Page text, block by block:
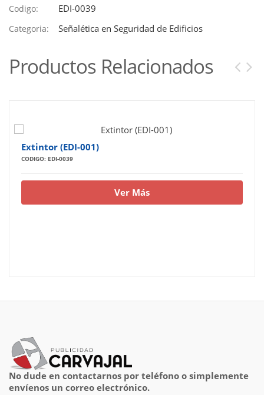
Codigo: EDI-0039
Categoria: Señalética en Seguridad de Edificios
Productos Relacionados
Extintor (EDI-001)
CODIGO: EDI-0039
Ver Más
No dude en contactarnos por teléfono o simplemente
envíenos un correo electrónico.